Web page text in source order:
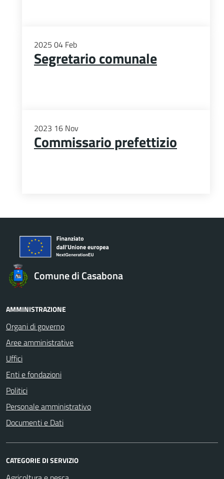
2025 04 Feb
Segretario comunale
2023 16 Nov
Commissario prefettizio
Comune di Casabona
AMMINISTRAZIONE
Organi di governo
Aree amministrative
Uffici
Enti e fondazioni
Politici
Personale amministrativo
Documenti e Dati
CATEGORIE DI SERVIZIO